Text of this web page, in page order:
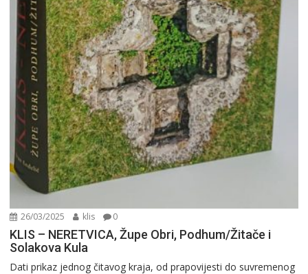
26/03/2025 klis 0
KLIS – NERETVICA, Župe Obri, Podhum/Žitače i
Solakova Kula
Dati prikaz jednog čitavog kraja, od prapovijesti do suvremenog